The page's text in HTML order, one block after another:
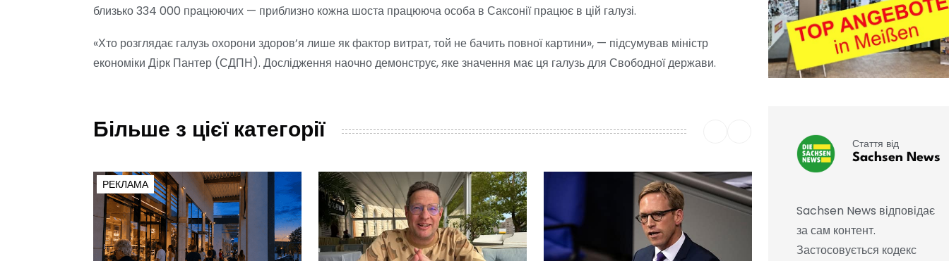
близько 334 000 працюючих — приблизно кожна шоста працююча особа в Саксонії працює в цій галузі.
«Хто розглядає галузь охорони здоров’я лише як фактор витрат, той не бачить повної картини», — підсумував міністр
економіки Дірк Пантер (СДПН). Дослідження наочно демонструє, яке значення має ця галузь для Свободної держави.
Більше з цієї категорії
РЕКЛАМА
Стаття від
Sachsen News
Sachsen News відповідає
за сам контент.
Застосовується кодекс